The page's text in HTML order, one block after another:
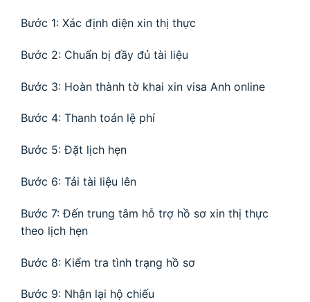
Bước 1: Xác định diện xin thị thực
Bước 2: Chuẩn bị đầy đủ tài liệu
Bước 3: Hoàn thành tờ khai xin visa Anh online
Bước 4: Thanh toán lệ phí
Bước 5: Đặt lịch hẹn
Bước 6: Tải tài liệu lên
Bước 7: Đến trung tâm hỗ trợ hồ sơ xin thị thực
theo lịch hẹn
Bước 8: Kiểm tra tình trạng hồ sơ
Bước 9: Nhận lại hộ chiếu